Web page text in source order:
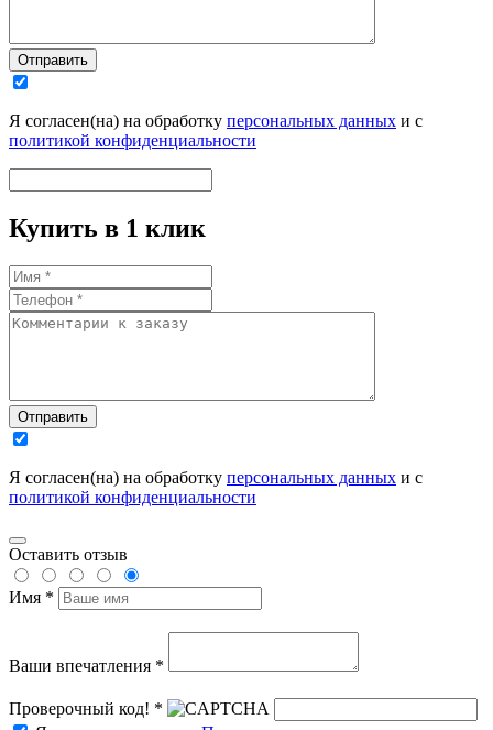
Отправить
Я согласен(на) на обработку персональных данных и с
политикой конфиденциальности
Купить в 1 клик
Отправить
Я согласен(на) на обработку персональных данных и с
политикой конфиденциальности
Оставить отзыв
Имя *
Ваши впечатления *
Проверочный код! *